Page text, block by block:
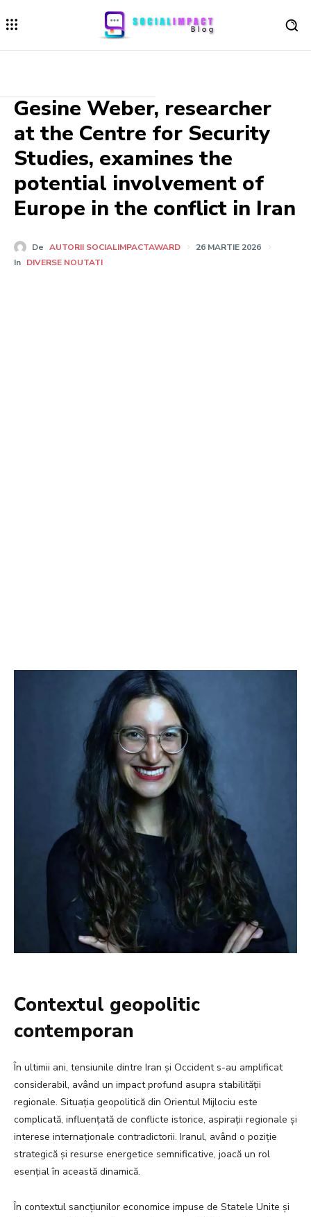
Gesine Weber, researcher
at the Centre for Security
Studies, examines the
potential involvement of
Europe in the conflict in Iran
De AUTORII SOCIALIMPACTAWARD
26 MARTIE 2026
In DIVERSE NOUTATI
Contextul geopolitic
contemporan
În ultimii ani, tensiunile dintre Iran și Occident s-au amplificat
considerabil, având un impact profund asupra stabilității
regionale. Situația geopolitică din Orientul Mijlociu este
complicată, influențată de conflicte istorice, aspirații regionale și
interese internaționale contradictorii. Iranul, având o poziție
strategică și resurse energetice semnificative, joacă un rol
esențial în această dinamică.
În contextul sancțiunilor economice impuse de Statele Unite și